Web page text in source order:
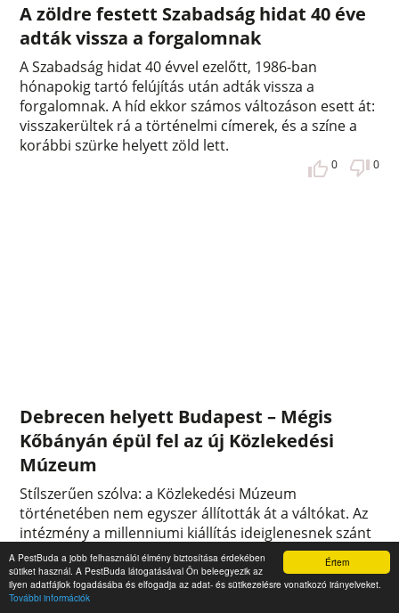
Értem
A PestBuda a jobb felhasználói élmény biztosítása érdekében
sütiket használ. A PestBuda látogatásával Ön beleegyezik az
ilyen adatfájlok fogadásába és elfogadja az adat- és sütikezelésre vonatkozó irányelveket.
További információk
A zöldre festett Szabadság hidat 40 éve
adták vissza a forgalomnak
A Szabadság hidat 40 évvel ezelőtt, 1986-ban
hónapokig tartó felújítás után adták vissza a
forgalomnak. A híd ekkor számos változáson esett át:
visszakerültek rá a történelmi címerek, és a színe a
korábbi szürke helyett zöld lett.
0 0
Debrecen helyett Budapest – Mégis
Kőbányán épül fel az új Közlekedési
Múzeum
Stílszerűen szólva: a Közlekedési Múzeum
történetében nem egyszer állították át a váltókat. Az
intézmény a millenniumi kiállítás ideiglenesnek szánt
közlekedési csarnokának átépítése után nyílt meg a
Városligetben 1899-ben. A második világháborúban
súlyosan megrongálódott, kis híján lebontották,